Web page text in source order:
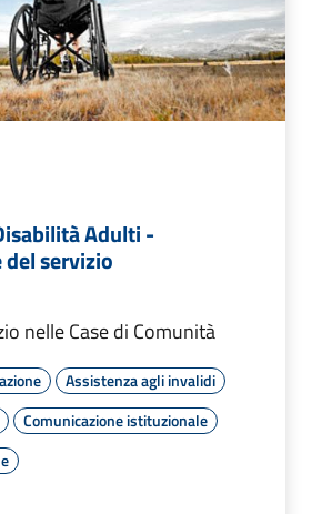
Adulti -
servizio
nelle Case di Comunità
Assistenza agli invalidi
Comunicazione istituzionale